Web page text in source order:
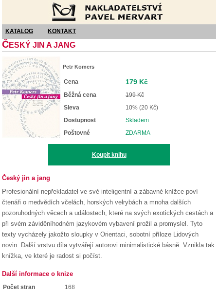
KATALOG KONTAKT
ČESKÝ JIN A JANG
Petr Komers
Cena 179 Kč
Běžná cena
199 Kč
Sleva
10% (20 Kč)
Dostupnost
Skladem
Poštovné
ZDARMA
Koupit knihu
Český jin a jang
Profesionální nepřekladatel ve své inteligentní a zábavné knížce poví
čtenáři o medvědích včelách, horských velrybách a mnoha dalších
pozoruhodných věcech a událostech, které na svých exotických cestách a
při svém záviděníhodném jazykovém vybavení prožil a promyslel. Tyto
texty vycházely jakožto sloupky v Orientaci, sobotní příloze Lidových
novin. Další vrstvu díla vytvářejí autorovi minimalistické básně. Vznikla tak
knížka, ve které je radost si počíst.
Další informace o knize
Počet stran
168